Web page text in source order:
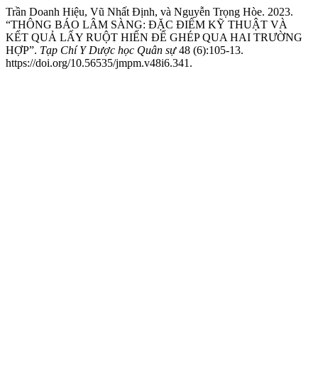
Trần Doanh Hiệu, Vũ Nhất Định, và Nguyễn Trọng Hòe. 2023.
“THÔNG BÁO LÂM SÀNG: ĐẶC ĐIỂM KỸ THUẬT VÀ
KẾT QUẢ LẤY RUỘT HIẾN ĐỂ GHÉP QUA HAI TRƯỜNG
HỢP”. Tạp Chí Y Dược học Quân sự48 (6):105-13.
https://doi.org/10.56535/jmpm.v48i6.341.